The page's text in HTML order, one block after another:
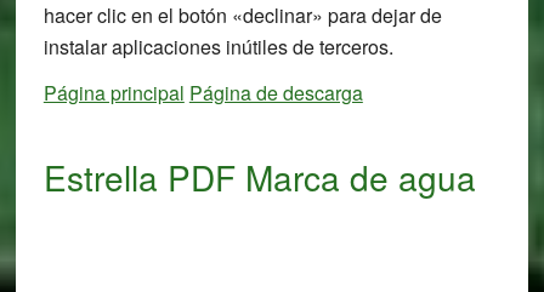
hacer clic en el botón «declinar» para dejar de
instalar aplicaciones inútiles de terceros.
Página principal Página de descarga
Estrella PDF Marca de agua